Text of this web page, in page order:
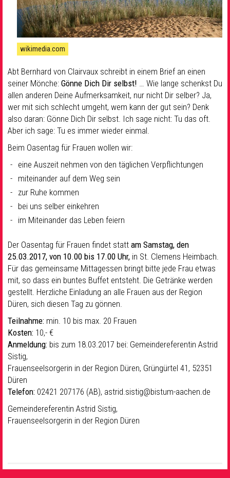
wikimedia.com
Abt Bernhard von Clairvaux schreibt in einem Brief an einen
seiner Mönche: Gönne Dich Dir selbst! … Wie lange schenkst Du
allen anderen Deine Aufmerksamkeit, nur nicht Dir selber? Ja,
wer mit sich schlecht umgeht, wem kann der gut sein? Denk
also daran: Gönne Dich Dir selbst. Ich sage nicht: Tu das oft.
Aber ich sage: Tu es immer wieder einmal.
Beim Oasentag für Frauen wollen wir:
eine Auszeit nehmen von den täglichen Verpflichtungen
miteinander auf dem Weg sein
zur Ruhe kommen
bei uns selber einkehren
im Miteinander das Leben feiern
Der Oasentag für Frauen findet statt am Samstag, den
25.03.2017, von 10.00 bis 17.00 Uhr, in St. Clemens Heimbach.
Für das gemeinsame Mittagessen bringt bitte jede Frau etwas
mit, so dass ein buntes Buffet entsteht. Die Getränke werden
gestellt. Herzliche Einladung an alle Frauen aus der Region
Düren, sich diesen Tag zu gönnen.
Teilnahme: min. 10 bis max. 20 Frauen
Kosten: 10,- €
Anmeldung: bis zum 18.03.2017 bei: Gemeindereferentin Astrid
Sistig,
Frauenseelsorgerin in der Region Düren, Grüngürtel 41, 52351
Düren
Telefon: 02421 207176 (AB), astrid.sistig@bistum-aachen.de
Gemeindereferentin Astrid Sistig,
Frauenseelsorgerin in der Region Düren